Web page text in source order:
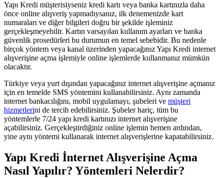
Yapı Kredi müşterisiyseniz kredi kartı veya banka kartınızla daha
önce online alışveriş yapmadıysanız, ilk denemenizde kart
numaraları ve diğer bilgileri doğru bir şekilde işleminiz
gerçekleşmeyebilir. Kartın varsayılan kullanım ayarları ve banka
güvenlik prosedürleri bu durumun en temel sebebidir. Bu nedenle
birçok yöntem veya kanal üzerinden yapacağınız Yapı Kredi internet
alışverişine açma işlemiyle online işlemlerde kullanmanız mümkün
olacaktır.
Türkiye veya yurt dışından yapacağınız internet alışverişine açmanız
için en temelde SMS yöntemini kullanabilirsiniz. Aynı zamanda
internet bankacılığını, mobil uygulamayı, şubeleri ve müşteri
hizmetlerini de tercih edebilirsiniz. Şubeler hariç, tüm bu
yöntemlerle 7/24 yapı kredi kartınızı internet alışverişine
açabilirsiniz. Gerçekleştirdiğiniz online işlemin hemen ardından,
yine aynı yöntemi kullanarak internet alışverişlerine kapatabilirsiniz.
Yapı Kredi İnternet Alışverişine Açma
Nasıl Yapılır? Yöntemleri Nelerdir?